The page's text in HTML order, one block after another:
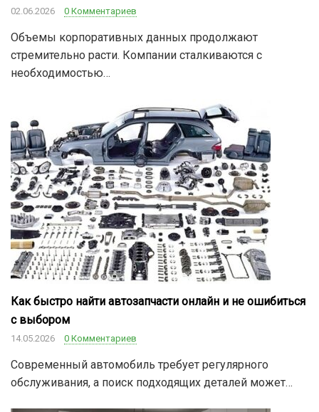
02.06.2026 0 Комментариев
Объемы корпоративных данных продолжают
стремительно расти. Компании сталкиваются с
необходимостью…
Как быстро найти автозапчасти онлайн и не ошибиться
с выбором
14.05.2026 0 Комментариев
Современный автомобиль требует регулярного
обслуживания, а поиск подходящих деталей может…